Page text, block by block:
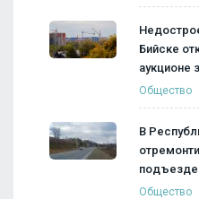
Бийске
аукционе
Общество
В
подъезде
Общество